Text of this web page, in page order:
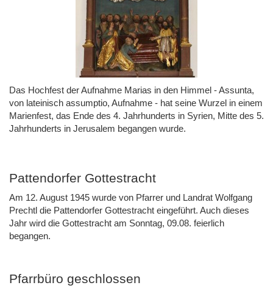
Das Hochfest der Aufnahme Marias in den Himmel - Assunta,
von lateinisch assumptio, Aufnahme - hat seine Wurzel in einem
Marienfest, das Ende des 4. Jahrhunderts in Syrien, Mitte des 5.
Jahrhunderts in Jerusalem begangen wurde.
Pattendorfer Gottestracht
Am 12. August 1945 wurde von Pfarrer und Landrat Wolfgang
Prechtl die Pattendorfer Gottestracht eingeführt. Auch dieses
Jahr wird die Gottestracht am Sonntag, 09.08. feierlich
begangen.
Pfarrbüro geschlossen